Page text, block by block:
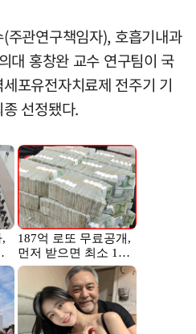
주관연구책임자), 호흡기내과
대 홍창완 교수 연구팀이 국
포유전자치료제 전주기 기
선정됐다.